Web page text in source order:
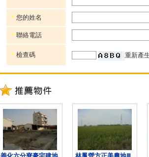
* 您的姓名
* 聯絡電話
* 檢查碼 重新產